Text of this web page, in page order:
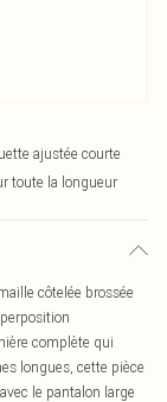
ajustée courte
toute la longueur
côtelée brossée
complète qui
longues, cette pièce
le pantalon large